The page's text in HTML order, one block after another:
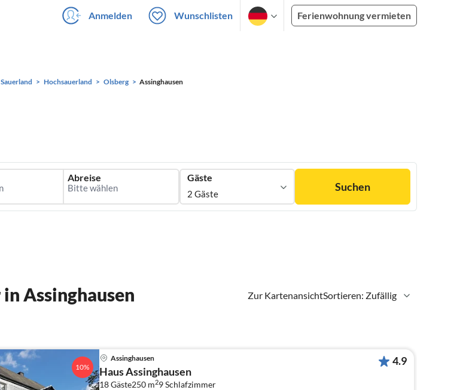
Anmelden Wunschlisten Ferienwohnung vermieten
Sauerland Hochsauerland Olsberg Assinghausen
Abreise Gäste
2 Gäste
Suchen
Zur KartenansichtSortieren: Zufällig
Assinghausen
10%
Assinghausen
Haus Assinghausen
18 Gäste250 m29Schlafzimmer
4.9